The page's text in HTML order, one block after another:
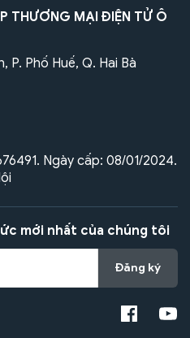
THƯƠNG MẠI ĐIỆN TỬ Ô
P. Phố Huế, Q. Hai Bà
Ngày cấp: 08/01/2024.
mới nhất của chúng tôi
Đăng ký